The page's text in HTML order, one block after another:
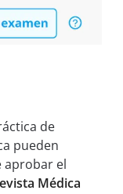
de
pueden
aprobar el
Médica